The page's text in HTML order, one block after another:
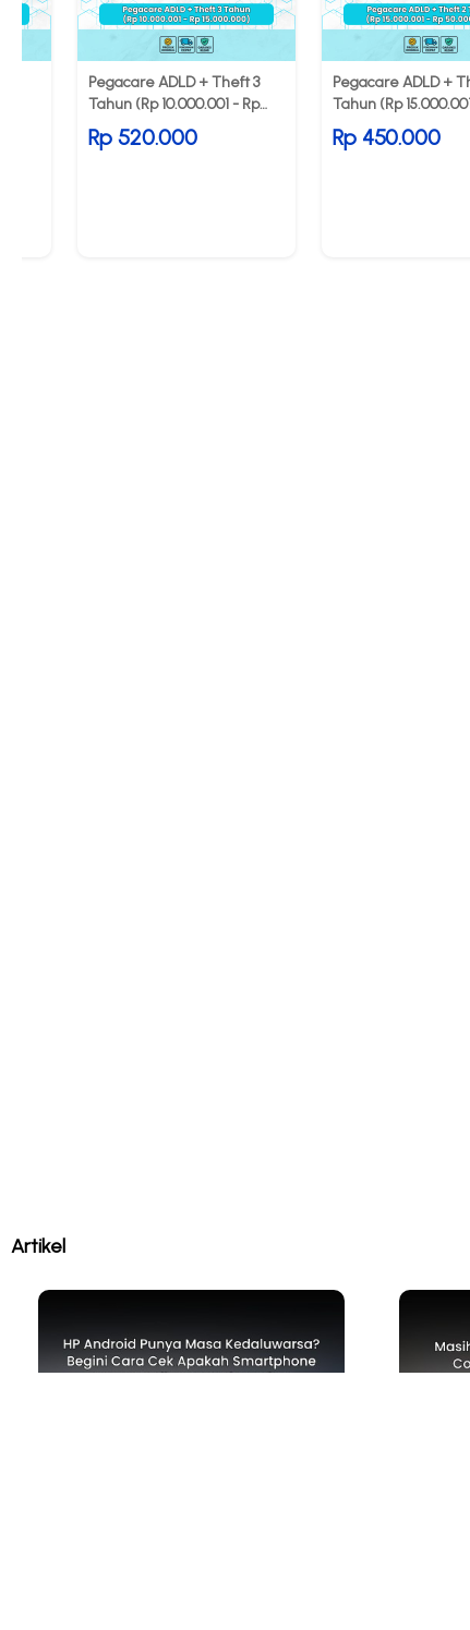
Pegacare ADLD + Theft 3
Tahun (Rp 10.000.001 - Rp
15.000.000)
Rp 520.000
Pegacare ADLD +
Tahun (Rp
50.000.000)
Rp 450.000
Artikel